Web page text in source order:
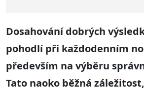
Dosahování dobrých
pohodlí při každodenním
především na výběru
Tato naoko běžná